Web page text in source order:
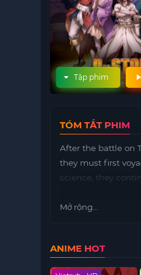
Tập phim
TÓM TẮT PHIM
After the battle on
they must first
science, they
Mở rộng...
ANIME HOT